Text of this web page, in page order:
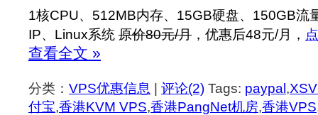
1核CPU、512MB内存、15GB硬盘、150GB流
IP、Linux系统 原价80元/月 ，优惠后48元/月，
查看全文 »
分类： VPS优惠信息 | 评论(2) Tags: paypal,
付宝,香港KVM VPS,香港PangNet机房,香港VPS